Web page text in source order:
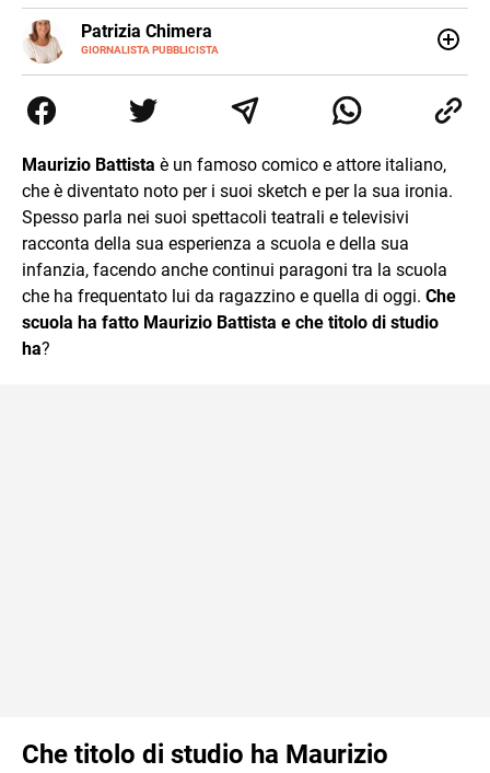
Patrizia Chimera
GIORNALISTA PUBBLICISTA
E-
MAIL
LINKEDIN
collaborato con grandi gruppi editoriali e agenzie di
comunicazione specializzandosi nella scrittura di articoli
Maurizio Battista è un famoso comico e attore italiano,
che è diventato noto per i suoi sketch e per la sua ironia.
Spesso parla nei suoi spettacoli teatrali e televisivi
racconta della sua esperienza a scuola e della sua
infanzia, facendo anche continui paragoni tra la scuola
che ha frequentato lui da ragazzino e quella di oggi. Che
scuola ha fatto Maurizio Battista e che titolo di studio
ha?
Che titolo di studio ha Maurizio